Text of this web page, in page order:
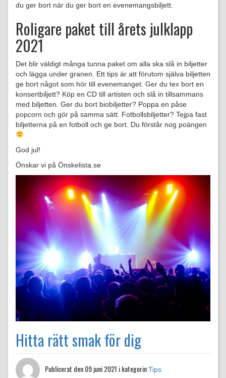
du ger bort när du ger bort en evenemangsbiljett.
Roligare paket till årets julklapp
2021
Det blir väldigt många tunna paket om alla ska slå in biljetter
och lägga under granen. Ett tips är att förutom själva biljetten
ge bort något som hör till evenemanget. Ger du tex bort en
konsertbiljett? Köp en CD till artisten och slå in tillsammans
med biljetten. Ger du bort biobiljetter? Poppa en påse
popcorn och gör på samma sätt. Fotbollsbiljetter? Tejpa fast
biljetterna på en fotboll och ge bort. Du förstår nog poängen
God jul!
Önskar vi på Önskelista.se
Hitta rätt smak för dig
Publicerat den09 juni 2021 i kategorinTips